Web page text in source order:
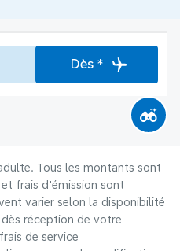
Dès *
Tous les montants sont
et frais d'émission sont
varier selon la disponibilité
réception de votre
de service